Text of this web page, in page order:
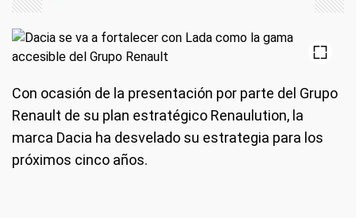
Con ocasión de la presentación por parte del Grupo
Renault de su plan estratégico Renaulution, la
marca Dacia ha desvelado su estrategia para los
próximos cinco años.